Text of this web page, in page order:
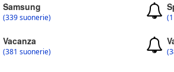
Samsung
(339 suonerie)
Vacanza
(381 suonerie)